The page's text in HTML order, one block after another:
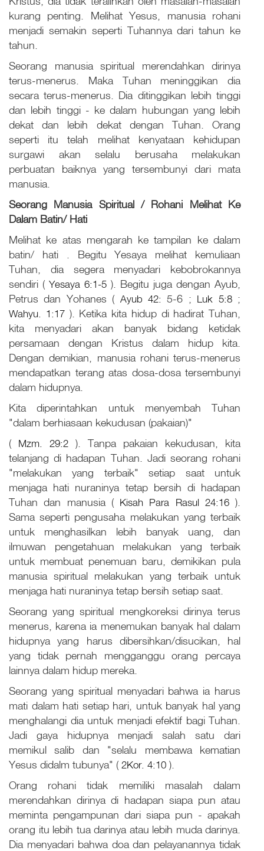
kurang penting. Melihat Yesus, manusia rohani
menjadi semakin seperti Tuhannya dari tahun ke
tahun.
Seorang manusia spiritual merendahkan dirinya
terus-menerus. Maka Tuhan meninggikan dia
secara terus-menerus. Dia ditinggikan lebih tinggi
dan lebih tinggi - ke dalam hubungan yang lebih
dekat dan lebih dekat dengan Tuhan. Orang
seperti itu telah melihat kenyataan kehidupan
surgawi akan selalu berusaha melakukan
perbuatan baiknya yang tersembunyi dari mata
manusia.
Seorang Manusia Spiritual / Rohani Melihat Ke
Dalam Batin/ Hati
Melihat ke atas mengarah ke tampilan ke dalam
batin/ hati . Begitu Yesaya melihat kemuliaan
Tuhan, dia segera menyadari kebobrokannya
sendiri ( Yesaya 6:1-5 ). Begitu juga dengan Ayub,
Petrus dan Yohanes ( Ayub 42:5-6 ; Luk 5:8 ;
Wahyu. 1:17 ). Ketika kita hidup di hadirat Tuhan,
kita menyadari akan banyak bidang ketidak
persamaan dengan Kristus dalam hidup kita.
Dengan demikian, manusia rohani terus-menerus
mendapatkan terang atas dosa-dosa tersembunyi
dalam hidupnya.
Kita diperintahkan untuk menyembah Tuhan
"dalam berhiasaan kekudusan (pakaian)"
( Mzm. 29:2 ). Tanpa pakaian kekudusan, kita
telanjang di hadapan Tuhan. Jadi seorang rohani
"melakukan yang terbaik" setiap saat untuk
menjaga hati nuraninya tetap bersih di hadapan
Tuhan dan manusia ( Kisah Para Rasul 24:16 ).
Sama seperti pengusaha melakukan yang terbaik
untuk menghasilkan lebih banyak uang, dan
ilmuwan pengetahuan melakukan yang terbaik
untuk membuat penemuan baru, demikikan pula
manusia spiritual melakukan yang terbaik untuk
menjaga hati nuraninya tetap bersih setiap saat.
Seorang yang spiritual mengkoreksi dirinya terus
menerus, karena ia menemukan banyak hal dalam
hidupnya yang harus dibersihkan/disucikan, hal
yang tidak pernah mengganggu orang percaya
lainnya dalam hidup mereka.
Seorang yang spiritual menyadari bahwa ia harus
mati dalam hati setiap hari, untuk banyak hal yang
menghalangi dia untuk menjadi efektif bagi Tuhan.
Jadi gaya hidupnya menjadi salah satu dari
memikul salib dan "selalu membawa kematian
Yesus didalm tubunya" ( 2Kor. 4:10 ).
Orang rohani tidak memiliki masalah dalam
merendahkan dirinya di hadapan siapa pun atau
meminta pengampunan dari siapa pun - apakah
orang itu lebih tua darinya atau lebih muda darinya.
Dia menyadari bahwa doa dan pelayanannya tidak